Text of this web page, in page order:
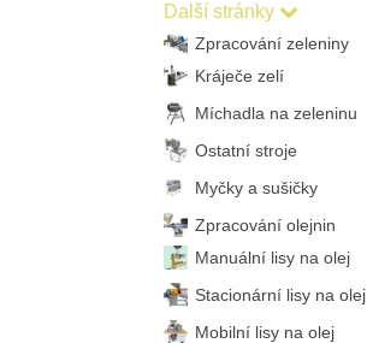
Další stránky
Zpracování zeleniny
Kráječe zelí
Míchadla na zeleninu
Ostatní stroje
Myčky a sušičky
Zpracování olejnin
Manuální lisy na olej
Stacionární lisy na olej
Mobilní lisy na olej